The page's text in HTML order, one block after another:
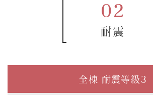
02
耐震
全棟 耐震等級３